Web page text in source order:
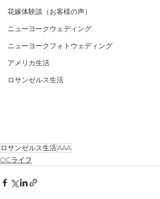
花嫁体験談（お客様の声）
ニューヨークウェディング
ニューヨークフォトウェディング
アメリカ生活
ロサンゼルス生活
ロサンゼルス生活AAA
OCライフ